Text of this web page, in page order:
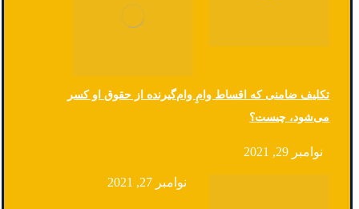
تکلیف ضامنی که اقساط وامِ وام‌گیرنده از حقوق او کسر
می‌شود، چیست؟
نوامبر 29, 2021
نوامبر 27, 2021